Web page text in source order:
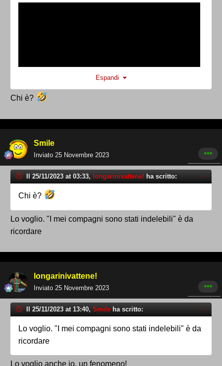
Espandi
Chi è?
Smile
Inviato 25 Novembre 2023
Il 25/11/2023 at 03:33, longarinivattene! ha scritto:
Chi è?
Lo voglio. "I mei compagni sono stati indelebili" è da
ricordare
longarinivattene!
Inviato 25 Novembre 2023
Il 25/11/2023 at 13:40, Smile ha scritto:
Lo voglio. "I mei compagni sono stati indelebili" è da
ricordare
Lo voglio anche io, un fenomeno!